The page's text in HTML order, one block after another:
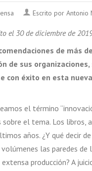
Escrito por Antonio
el 30 de diciembre de
de más
de sus
con éxito en esta
el término
el tema. Los libros,
años. ¿Y qué decir
las paredes
producción? A